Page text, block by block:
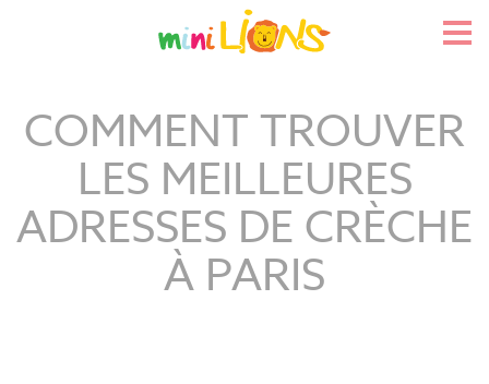
COMMENT TROUVER
LES MEILLEURES
ADRESSES DE CRÈCHE
À PARIS